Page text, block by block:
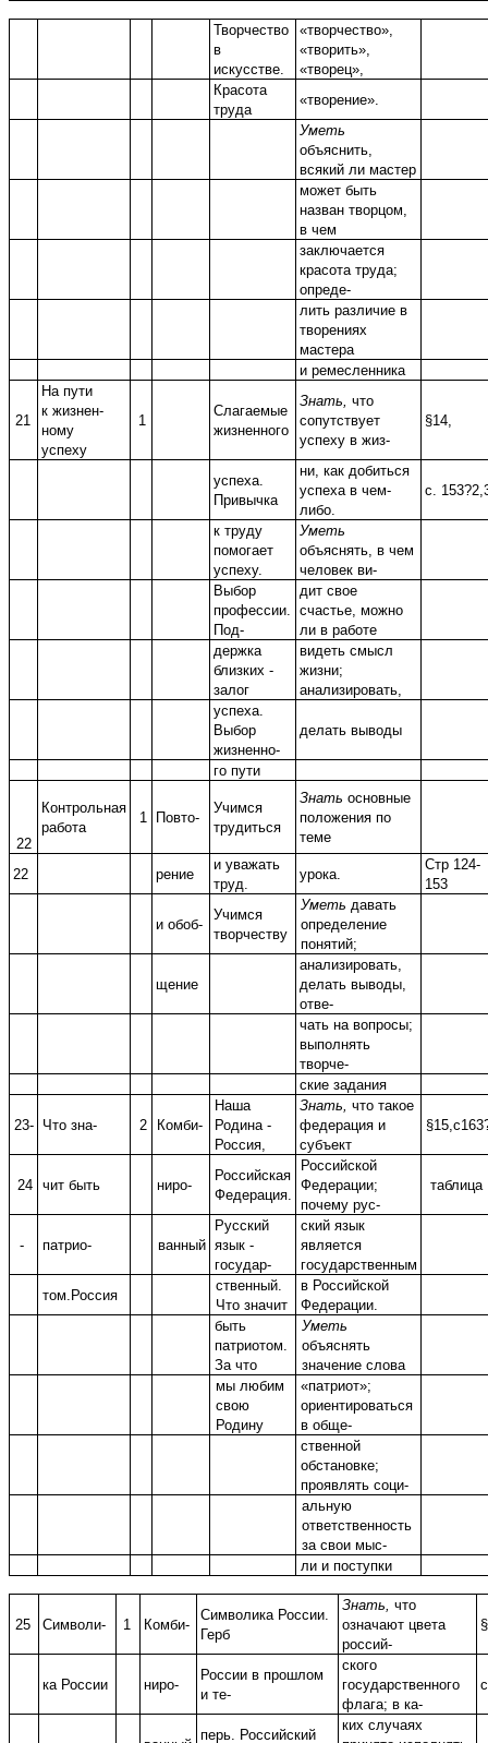
Творчество
в
искусстве.
«творчество»,
«творить»,
«творец»,
Красота
труда
«творение».
Уметь
объяснить,
всякий ли мастер
может быть
назван творцом,
в чем
заключается
красота труда;
опреде-
лить различие в
творениях
мастера
и ремесленника
21
На пути
к жизнен-
ному
успеху
1
Слагаемые
жизненного
Знать, что
сопутствует
успеху в жиз-
§14,
успеха.
Привычка
ни, как добиться
успеха в чем-
либо.
с.
к труду
помогает
успеху.
Уметь
объяснять, в чем
человек ви-
Выбор
профессии.
Под-
дит свое
счастье, можно
ли в работе
держка
близких -
залог
видеть смысл
жизни;
анализировать,
успеха.
Выбор
жизненно-
делать выводы
го пути
22
Контрольная
работа
1 Повто-
Учимся
трудиться
Знать основные
положения по
теме
22 рение
и уважать
труд.
урока.
Стр 124-
153
и обоб-
Учимся
творчеству
Уметь давать
определение
понятий;
щение
анализировать,
делать выводы,
отве-
чать на вопросы;
выполнять
творче-
ские задания
23- Что зна- 2 Комби-
Наша
Родина -
Россия,
Знать, что такое
федерация и
субъект
24 чит быть ниро-
Российская
Федерация.
Российской
Федерации;
почему рус-
таблица
- патрио- ванный
Русский
язык -
государ-
ский язык
является
государственным
том.Россия
ственный.
Что значит
в Российской
Федерации.
быть
патриотом.
За что
Уметь
объяснять
значение слова
мы любим
свою
Родину
«патриот»;
ориентироваться
в обще-
ственной
обстановке;
проявлять соци-
альную
ответственность
за свои мыс-
ли и поступки
25 Символи- 1 Комби-
Символика России.
Герб
Знать, что
означают цвета
россий-
ка России ниро-
России в прошлом
и те-
ского
государственного
флага; в ка-
перь. Российский
ких случаях